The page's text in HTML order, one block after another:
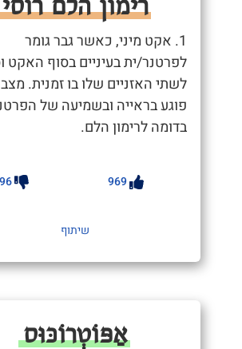
1. אקט מיני, כאשר גבר גומר
לפרטנר/ית בעיניים בסוף האקט
לשתי האזניים שלו בו זמנית.
פוגע בראייה ובשמיעה של
בדומה לרימון הלם.
969
96
שיתוף
אַפּוֹטְרוֹכּוּס